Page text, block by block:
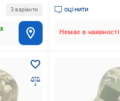
3 варіанти оцінити
Немає в наявності